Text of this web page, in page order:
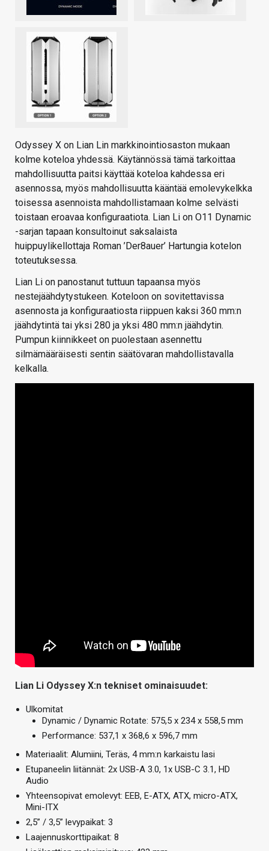
Odyssey X on Lian Lin markkinointiosaston mukaan
kolme koteloa yhdessä. Käytännössä tämä tarkoittaa
mahdollisuutta paitsi käyttää koteloa kahdessa eri
asennossa, myös mahdollisuutta kääntää emolevykelkka
toisessa asennoista mahdollistamaan kolme selvästi
toistaan eroavaa konfiguraatiota. Lian Li on O11 Dynamic
-sarjan tapaan konsultoinut saksalaista
huippuylikellottaja Roman ’Der8auer’ Hartungia kotelon
toteutuksessa.
Lian Li on panostanut tuttuun tapaansa myös
nestejäähdytystukeen. Koteloon on sovitettavissa
asennosta ja konfiguraatiosta riippuen kaksi 360 mm:n
jäähdytintä tai yksi 280 ja yksi 480 mm:n jäähdytin.
Pumpun kiinnikkeet on puolestaan asennettu
silmämääräisesti sentin säätövaran mahdollistavalla
kelkalla.
Lian Li Odyssey X:n tekniset ominaisuudet:
Ulkomitat
Dynamic / Dynamic Rotate: 575,5 x 234 x 558,5 mm
Performance: 537,1 x 368,6 x 596,7 mm
Materiaalit: Alumiini, Teräs, 4 mm:n karkaistu lasi
Etupaneelin liitännät: 2x USB-A 3.0, 1x USB-C 3.1, HD
Audio
Yhteensopivat emolevyt: EEB, E-ATX, ATX, micro-ATX,
Mini-ITX
2,5” / 3,5” levypaikat: 3
Laajennuskorttipaikat: 8